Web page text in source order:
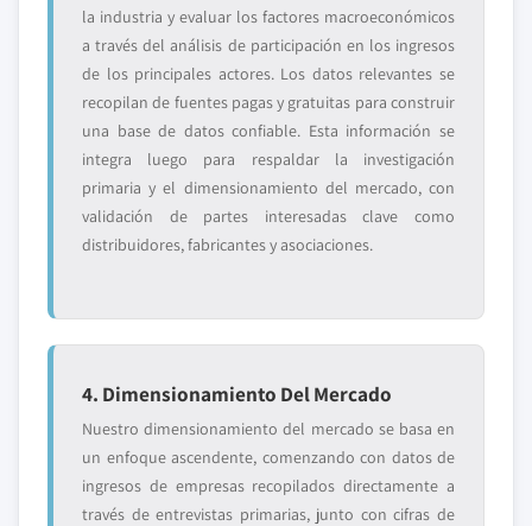
la industria y evaluar los factores macroeconómicos
a través del análisis de participación en los ingresos
de los principales actores. Los datos relevantes se
recopilan de fuentes pagas y gratuitas para construir
una base de datos confiable. Esta información se
integra luego para respaldar la investigación
primaria y el dimensionamiento del mercado, con
validación de partes interesadas clave como
distribuidores, fabricantes y asociaciones.
4. Dimensionamiento Del Mercado
Nuestro dimensionamiento del mercado se basa en
un enfoque ascendente, comenzando con datos de
ingresos de empresas recopilados directamente a
través de entrevistas primarias, junto con cifras de